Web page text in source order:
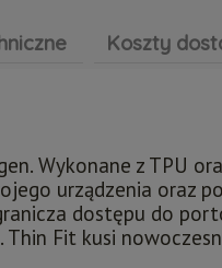
Koszty
Wykonane z TPU
urządzenia oraz
dostępu do
Fit kusi